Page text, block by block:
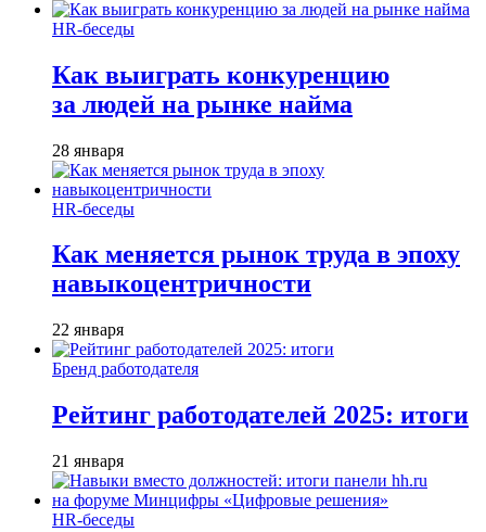
HR-беседы
Как выиграть конкуренцию
за людей на рынке найма
28 января
HR-беседы
Как меняется рынок труда в эпоху
навыкоцентричности
22 января
Бренд работодателя
Рейтинг работодателей 2025: итоги
21 января
HR-беседы